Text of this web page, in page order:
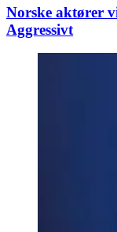
Norske aktører
Aggressivt